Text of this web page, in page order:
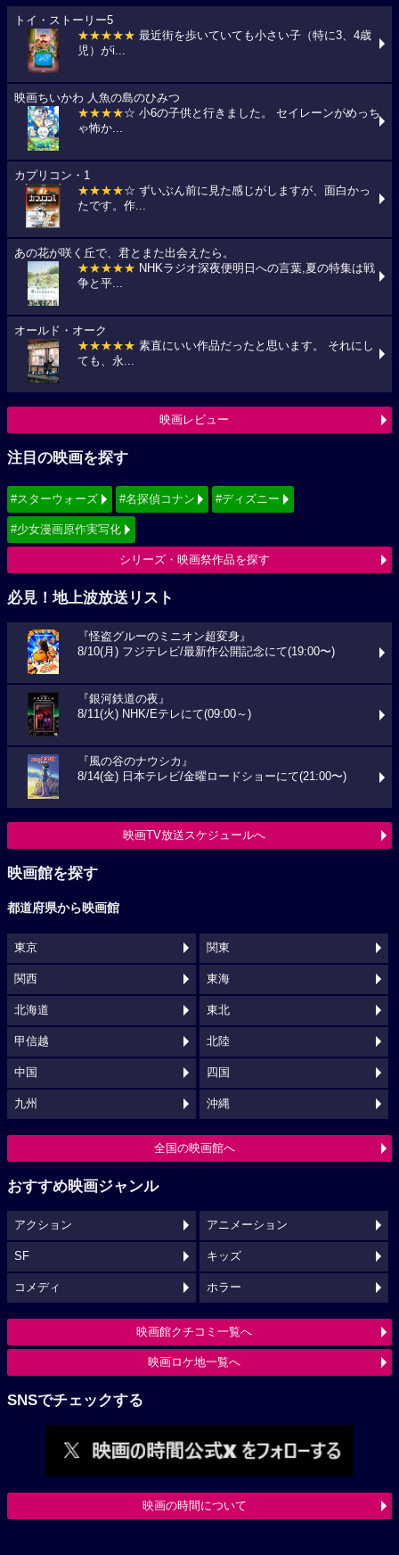
トイ・ストーリー5
★★★★★ 最近街を歩いていても小さい子（特に3、4歳
児）がi...
映画ちいかわ 人魚の島のひみつ
★★★★☆ 小6の子供と行きました。 セイレーンがめっち
ゃ怖か...
カプリコン・1
★★★★☆ ずいぶん前に見た感じがしますが、面白かっ
たです。作...
あの花が咲く丘で、君とまた出会えたら。
★★★★★ NHKラジオ深夜便明日への言葉,夏の特集は戦
争と平...
オールド・オーク
★★★★★ 素直にいい作品だったと思います。 それにし
ても、永...
映画レビュー
注目の映画を探す
#スターウォーズ #名探偵コナン #ディズニー
#少女漫画原作実写化
シリーズ・映画祭作品を探す
必見！地上波放送リスト
『怪盗グルーのミニオン超変身』
8/10(月) フジテレビ/最新作公開記念にて(19:00〜)
『銀河鉄道の夜』
8/11(火) NHK/Eテレにて(09:00～)
『風の谷のナウシカ』
8/14(金) 日本テレビ/金曜ロードショーにて(21:00〜)
映画TV放送スケジュールへ
映画館を探す
都道府県から映画館
東京 関東
関西 東海
北海道 東北
甲信越 北陸
中国 四国
九州 沖縄
全国の映画館へ
おすすめ映画ジャンル
アクション アニメーション
SF キッズ
コメディ ホラー
映画館クチコミ一覧へ
映画ロケ地一覧へ
SNSでチェックする
映画の時間について